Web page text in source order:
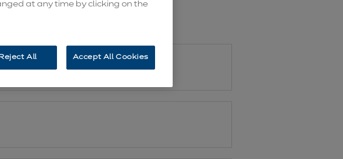
at any time by clicking on the
Reject All Accept All Cookies